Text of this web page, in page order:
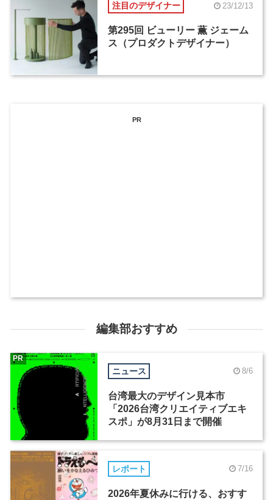
注目のデザイナー 23/12/13
第295回 ビューリー 薫 ジェーム
ス（プロダクトデザイナー）
PR
編集部おすすめ
ニュース 8/6
台湾最大のデザイン見本市
「2026台湾クリエイティブエキ
スポ」が8月31日まで開催
PR
レポート 7/16
2026年夏休みに行ける、おすす